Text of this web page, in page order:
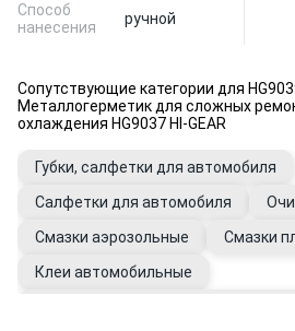
Способ
нанесения
ручной
Сопутствующие категории для
Металлогерметик для сложных
охлаждения HG9037 HI-GEAR
Губки, салфетки для автомобиля
Салфетки для автомобиля
Смазки аэрозольные
Смазки
Клеи автомобильные